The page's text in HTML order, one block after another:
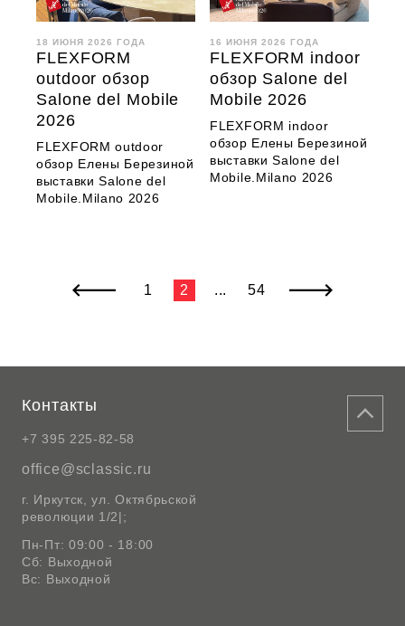
18 ИЮНЯ 2026 ГОДА
FLEXFORM
outdoor обзор
Salone del Mobile
2026
FLEXFORM outdoor
обзор Елены Березиной
выставки Salone del
Mobile.Milano 2026
16 ИЮНЯ 2026 ГОДА
FLEXFORM indoor
обзор Salone del
Mobile 2026
FLEXFORM indoor
обзор Елены Березиной
выставки Salone del
Mobile.Milano 2026
1 2 ... 54
Контакты
+7 395 225-82-58
office@sclassic.ru
г. Иркутск, ул. Октябрьской
революции 1/2|;
Пн-Пт: 09:00 - 18:00
Сб: Выходной
Вс: Выходной